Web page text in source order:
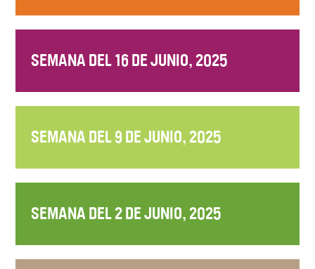
SEMANA DEL 16 DE JUNIO, 2025
SEMANA DEL 9 DE JUNIO, 2025
SEMANA DEL 2 DE JUNIO, 2025